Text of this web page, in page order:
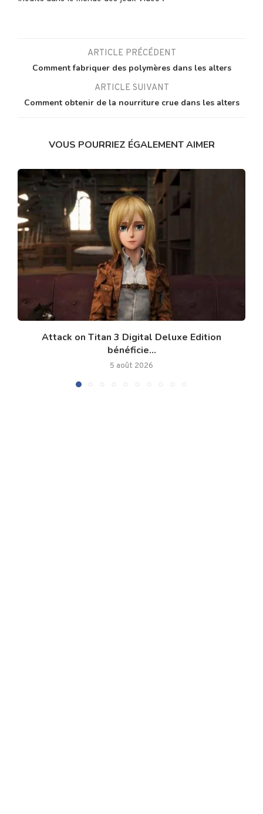
ARTICLE PRÉCÉDENT
Comment fabriquer des polymères dans les alters
ARTICLE SUIVANT
Comment obtenir de la nourriture crue dans les alters
VOUS POURRIEZ ÉGALEMENT AIMER
Attack on Titan 3 Digital Deluxe Edition
bénéficie...
5 août 2026